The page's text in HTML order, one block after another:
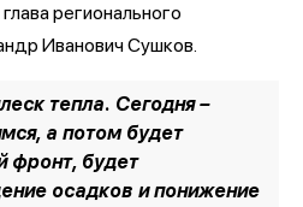
регионального
Иванович Сушков.
тепла. Сегодня –
а потом будет
фронт, будет
осадков и понижение